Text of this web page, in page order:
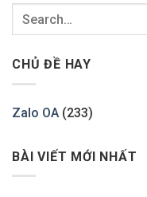
CHỦ ĐỀ HAY
Zalo OA (233)
BÀI VIẾT MỚI NHẤT